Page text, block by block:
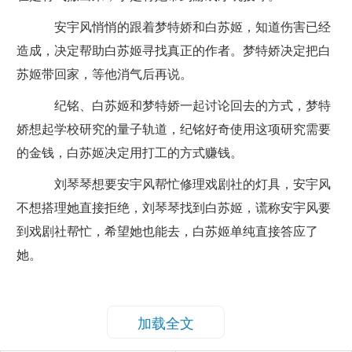
安宇风悄悄的跟着梦特娇和白苏姬，知道伤害已经
造成，决定帮助白苏姬寻找真正的作者。梦特娇决定把白
苏姬带回家，等他消气后再说。
纪铭、白苏姬和梦特娇一起讨论回去的方式，梦特
娇想起学校研究的量子轨道，纪铭好奇使用这项研究需要
的金钱，白苏姬决定用打工的方式赚钱。
刘琴琴想要安宇风帮忙修理戏剧社的灯具，安宇风
不想搭理她直接拒绝，刘琴琴找到白苏姬，谎称安宇风要
到戏剧社帮忙，希望她也能去，白苏姬单纯直接答应了
她。
加载全文